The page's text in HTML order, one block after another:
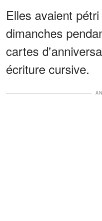
Elles avaient
dimanches
cartes
écriture cursive.